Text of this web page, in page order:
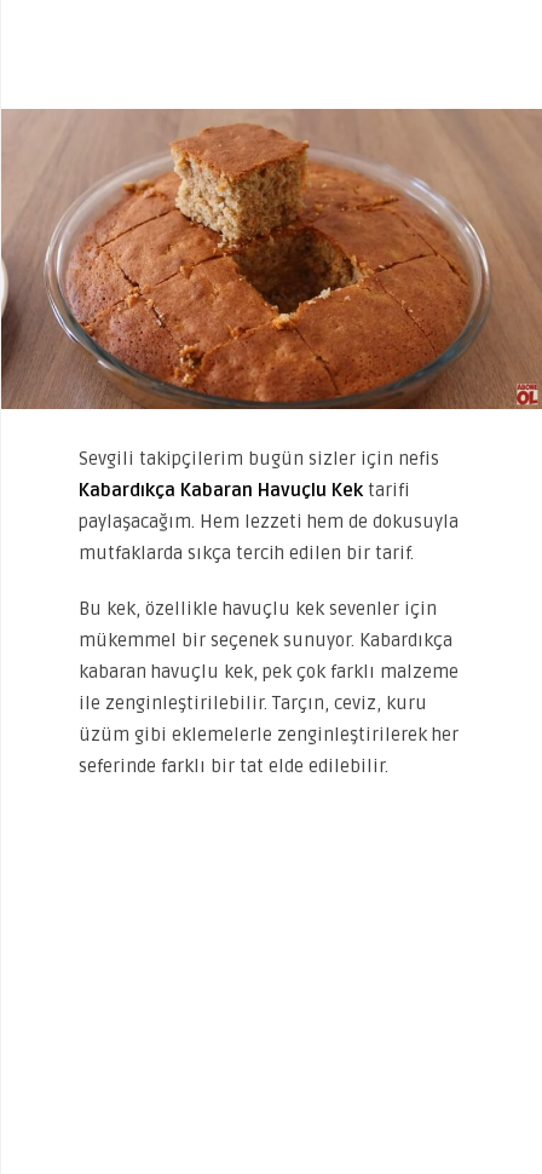
Sevgili takipçilerim bugün sizler için nefis
Kabardıkça Kabaran Havuçlu Kektarifi
paylaşacağım. Hem lezzeti hem de dokusuyla
mutfaklarda sıkça tercih edilen bir tarif.
Bu kek, özellikle havuçlu kek sevenler için
mükemmel bir seçenek sunuyor. Kabardıkça
kabaran havuçlu kek, pek çok farklı malzeme
ile zenginleştirilebilir. Tarçın, ceviz, kuru
üzüm gibi eklemelerle zenginleştirilerek her
seferinde farklı bir tat elde edilebilir.